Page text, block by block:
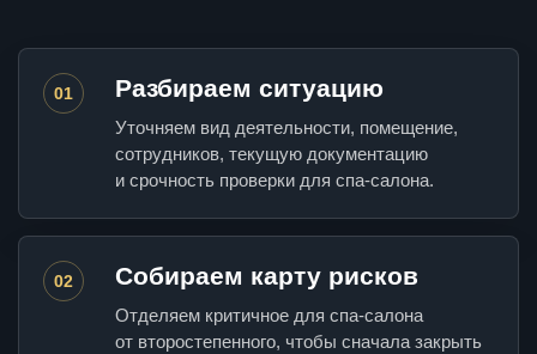
01 Разбираем ситуацию
Уточняем вид деятельности, помещение,
сотрудников, текущую документацию
и срочность проверки для спа-салона.
02 Собираем карту рисков
Отделяем критичное для спа-салона
от второстепенного, чтобы сначала закрыть